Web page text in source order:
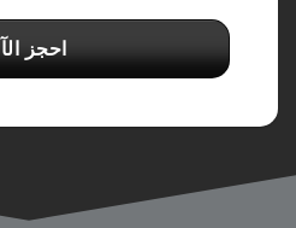
احجز الآن